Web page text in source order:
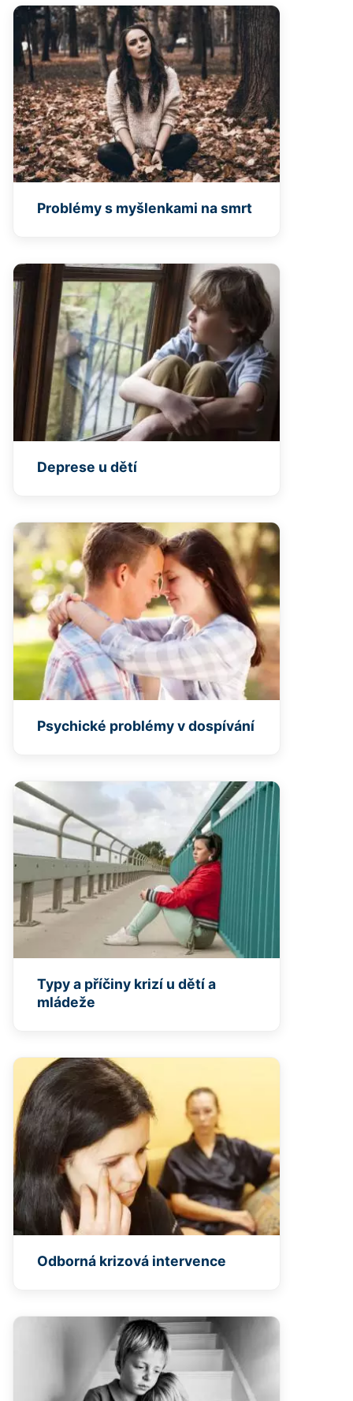
Problémy s myšlenkami na smrt
Deprese u dětí
Psychické problémy v dospívání
Typy a příčiny krizí u dětí a
mládeže
Odborná krizová intervence